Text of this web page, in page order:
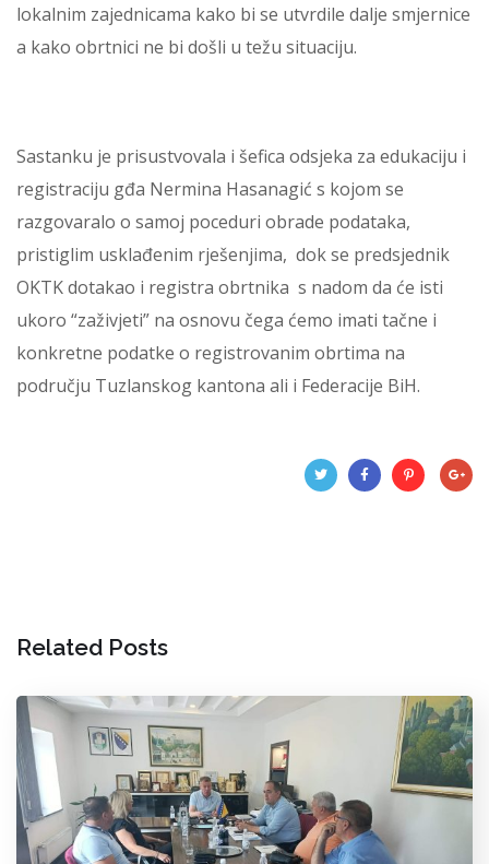
lokalnim zajednicama kako bi se utvrdile dalje smjernice
a kako obrtnici ne bi došli u težu situaciju.
Sastanku je prisustvovala i šefica odsjeka za edukaciju i
registraciju gđa Nermina Hasanagić s kojom se
razgovaralo o samoj poceduri obrade podataka,
pristiglim usklađenim rješenjima, dok se predsjednik
OKTK dotakao i registra obrtnika s nadom da će isti
ukoro “zaživjeti” na osnovu čega ćemo imati tačne i
konkretne podatke o registrovanim obrtima na
području Tuzlanskog kantona ali i Federacije BiH.
Related Posts